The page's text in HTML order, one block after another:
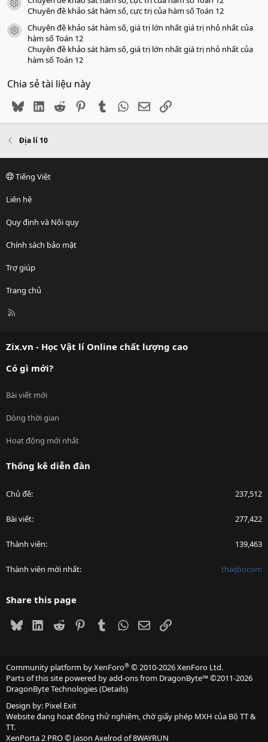
icon tài liệu
Chuyên đề khảo sát hàm số, cực trị của hàm số Toán 12
icon tài liệu
Chuyên đề khảo sát hàm số, giá trị lớn nhất giá trị nhỏ nhất của
hàm số Toán 12
Chuyên đề khảo sát hàm số, giá trị lớn nhất giá trị nhỏ nhất của
hàm số Toán 12
Chia sẻ tài liệu này
BlueskyLinkedIn
Reddit PinterestTumblr WhatsApp
EmailLink
Địa lí 10
Tiếng Việt
Liên hệ
Quy định và Nội quy
Chính sách bảo mật
Trợ giúp
Trang chủ
R
Zix.vn - Học Vật lí Online chất lượng cao
Có gì mới?
Bài viết mới
Dòng thời gian
Hoạt động mới nhất
Thống kê diễn đàn
Chủ đề 237,512
Bài viết 277,422
Thành viên 139,463
Thành viên mới nhất thaijbocom
Share this page
BlueskyLinkedIn
Reddit PinterestTumblrWhatsApp
EmailLink
Community platform by XenForo® © 2010-2026 XenForo Ltd.
Parts of this site powered byadd-ons from DragonByte™©2011-2026
DragonByte Technologies(Details)
Design by: Pixel Exit
Website đang hoạt động thử nghiệm, chờ giấy phép MXH của Bộ TT &
TT.
XenPorta 2 PRO© Jason Axelrod of8WAYRUN